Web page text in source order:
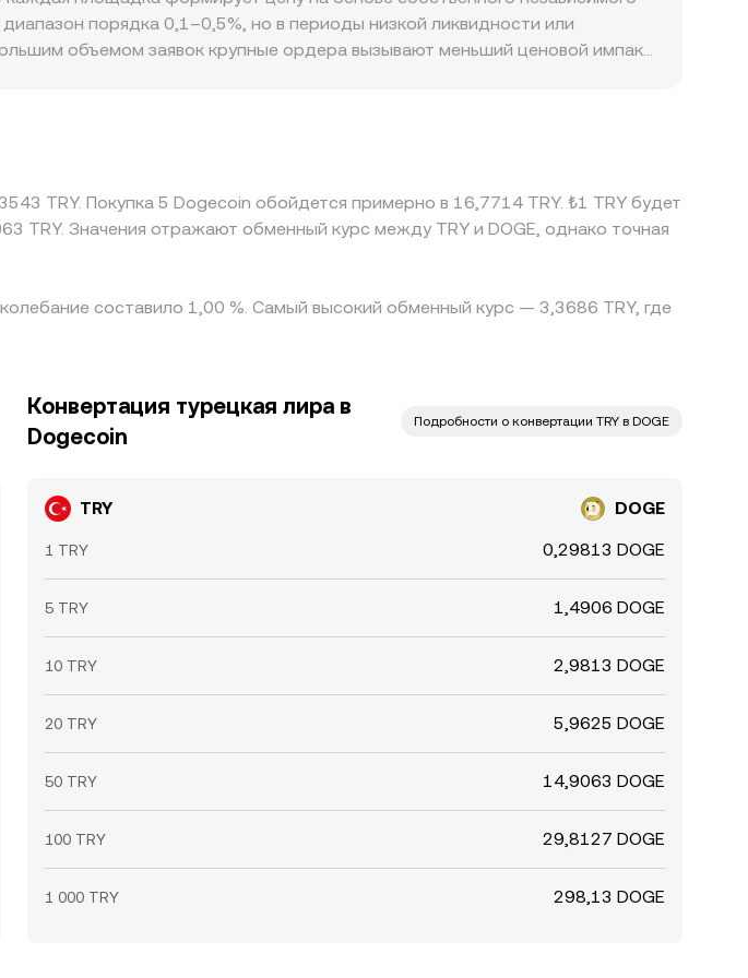
последние сделки, а в агрегированных индексах — совокупную
порядка 0,1–0,5%, но в периоды низкой ликвидности или
объемом заявок крупные ордера вызывают меньший ценовой импакт,
премия или дисконт самого USDT относительно TRY передается в
цены, но не устраняет различия полностью — задержки переводов,
для кратковременных расхождений.
TRY. Покупка 5 Dogecoin обойдется примерно в 16,7714 TRY. ₺1 TRY будет
TRY. Значения отражают обменный курс между TRY и DOGE, однако точная
составило 1,00 %. Самый высокий обменный курс — 3,3686 TRY, где
Конвертация турецкая лира в
Dogecoin
Подробности о конвертации TRY в DOGE
TRY DOGE
1 TRY 0,29813 DOGE
5 TRY 1,4906 DOGE
10 TRY 2,9813 DOGE
20 TRY 5,9625 DOGE
50 TRY 14,9063 DOGE
100 TRY 29,8127 DOGE
1 000 TRY 298,13 DOGE